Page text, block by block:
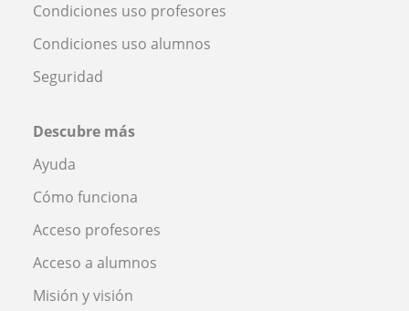
Condiciones uso profesores
Condiciones uso alumnos
Seguridad
Descubre más
Ayuda
Cómo funciona
Acceso profesores
Acceso a alumnos
Misión y visión